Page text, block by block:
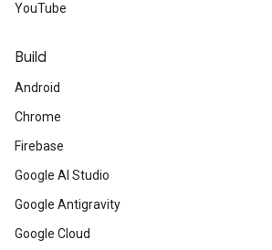
YouTube
Build
Android
Chrome
Firebase
Google AI Studio
Google Antigravity
Google Cloud